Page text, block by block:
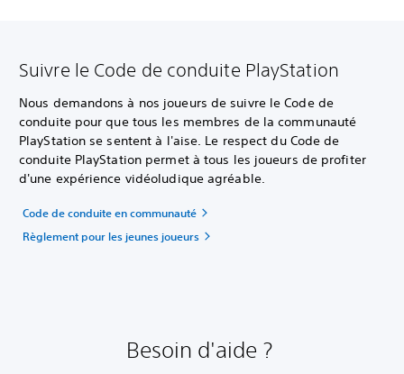
Suivre le Code de conduite PlayStation
Nous demandons à nos joueurs de suivre le Code de
conduite pour que tous les membres de la communauté
PlayStation se sentent à l'aise. Le respect du Code de
conduite PlayStation permet à tous les joueurs de profiter
d'une expérience vidéoludique agréable.
Code de conduite en communauté
Règlement pour les jeunes joueurs
Besoin d'aide ?